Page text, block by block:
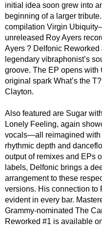
initial idea soon grew into
beginning of a larger
compilation Virgin
unreleased Roy Ayers
Ayers ? Delfonic Reworked
legendary vibraphonist’s
groove. The EP opens with
original spark What’s the
Clayton.
Also featured are Sugar
Lonely Feeling, again
vocals―all reimagined with
rhythmic depth and
output of remixes and EPs
labels, Delfonic brings a
arrangement to these
versions. His connection to
evident in every bar.
Grammy-nominated The
Reworked #1 is available